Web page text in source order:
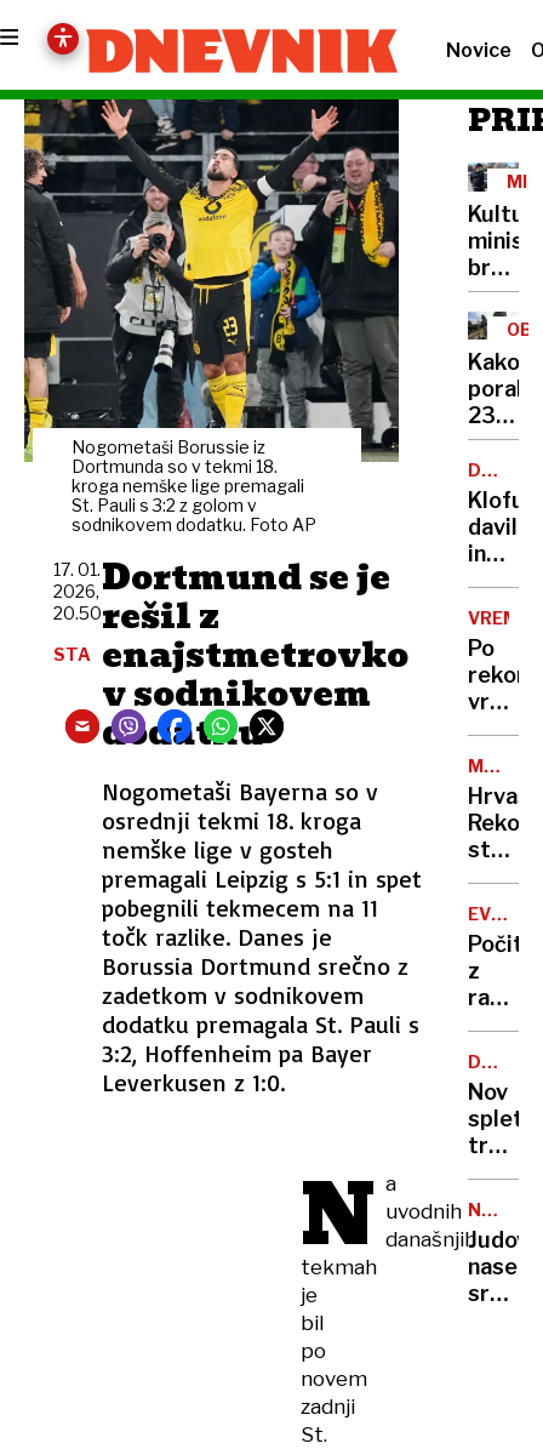
Novice
Nogometaši Borussie iz
Dortmunda so v tekmi 18.
kroga nemške lige premagali
St. Pauli s 3:2 z golom v
sodnikovem dodatku. Foto AP
Dortmund se je
rešil z
enajstmetrovko
v sodnikovem
dodatku
Nogometaši Bayerna so v
osrednji tekmi 18. kroga
nemške lige v gosteh
premagali Leipzig s 5:1 in spet
pobegnili tekmecem na 11
točk razlike. Danes je
Borussia Dortmund srečno z
zadetkom v sodnikovem
dodatku premagala St. Pauli s
3:2, Hoffenheim pa Bayer
Leverkusen z 1:0.
17. 01.
2026,
20.50
STA
N a
uvodnih
današnjih
tekmah
je
bil
po
novem
zadnji
St.
brez
Cigler
Kralj
za
avto
Kako
236
v
štirih
NASILJE
davil
in
grozil
z
nožem,
v
zapor
mu
ne
bo
treba
VREME
Po
valu
bomo
končno
3,3
Reko
čutili
smo
ga
tudi
v
EVROPA
GORI
z
na
požar:
poletni
požari
vse
hujši?
Nov
spletni
trend
skrbi
sredi